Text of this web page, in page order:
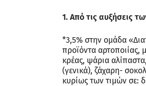
1. Από τις αυξήσεις
*3,5% στην ομάδα
προϊόντα αρτοποιίας,
κρέας, ψάρια
(γενικά), ζάχαρη-
κυρίως των τιμών σε: